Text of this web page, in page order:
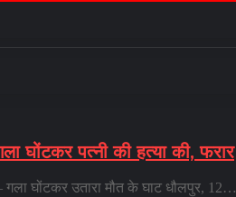
घोंटकर पत्नी की हत्या की, फरार
गला घोंटकर उतारा मौत के घाट धौलपुर, 12…